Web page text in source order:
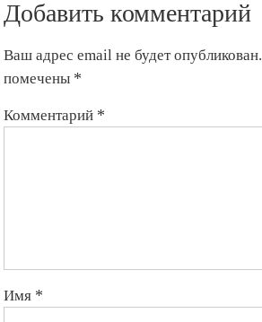
Добавить комментарий
Ваш адрес email не будет опубликован.
помечены *
Комментарий *
Имя *